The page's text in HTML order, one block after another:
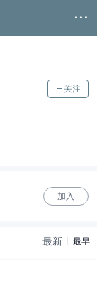
关注
加入
最新 最早